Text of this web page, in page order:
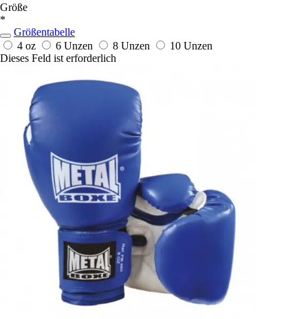
Größe
*
Größentabelle
4 oz
6 Unzen 8 Unzen
10 Unzen
Dieses Feld ist erforderlich